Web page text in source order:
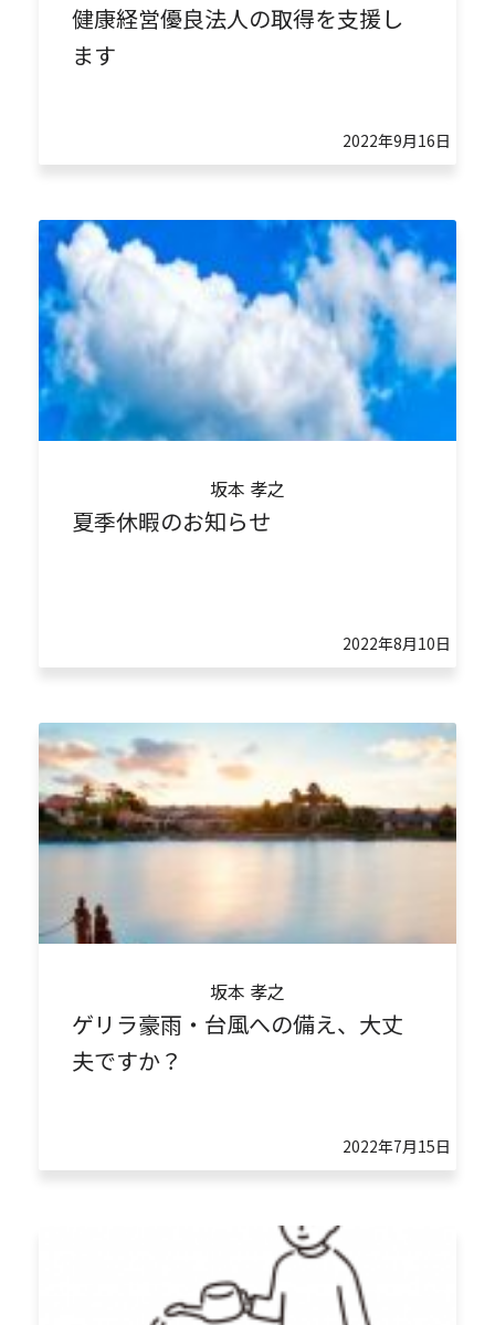
健康経営優良法⼈の取得を⽀援し
ます
2022年9月16日
坂本 孝之
夏季休暇のお知らせ
2022年8月10日
坂本 孝之
ゲリラ豪雨・台風への備え、大丈
夫ですか？
2022年7月15日